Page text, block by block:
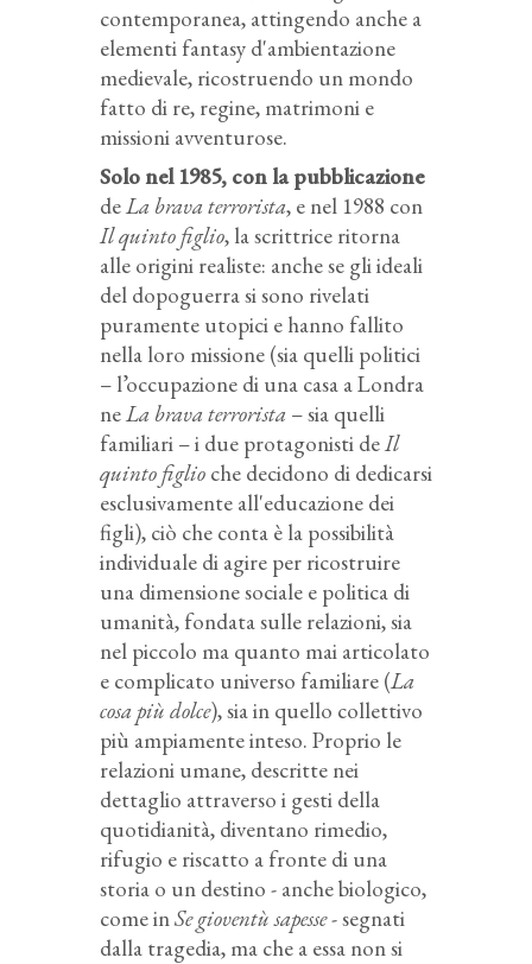
contemporanea, attingendo anche a
elementi fantasy d'ambientazione
medievale, ricostruendo un mondo
fatto di re, regine, matrimoni e
missioni avventurose.
Solo nel 1985, con la pubblicazione
deLa brava terrorista, e nel 1988 con
Il quinto figlio, la scrittrice ritorna
alle origini realiste: anche se gli ideali
del dopoguerra si sono rivelati
puramente utopici e hanno fallito
nella loro missione (sia quelli politici
– l’occupazione di una casa a Londra
neLa brava terrorista – sia quelli
familiari – i due protagonisti deIl
quinto figlio che decidono di dedicarsi
esclusivamente all'educazione dei
figli), ciò che conta è la possibilità
individuale di agire per ricostruire
una dimensione sociale e politica di
umanità, fondata sulle relazioni, sia
nel piccolo ma quanto mai articolato
e complicato universo familiare (La
cosa più dolce), sia in quello collettivo
più ampiamente inteso. Proprio le
relazioni umane, descritte nei
dettaglio attraverso i gesti della
quotidianità, diventano rimedio,
rifugio e riscatto a fronte di una
storia o un destino - anche biologico,
come inSe gioventù sapesse- segnati
dalla tragedia, ma che a essa non si